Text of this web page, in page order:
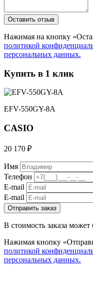
Нажимая на кнопку
политикой
персональных данных.
Купить в 1 клик
EFV-550GY-8A
CASIO
20 170 ₽
Имя
Телефон
E-mail
E-mail
Отправить заказ
В стоимость заказа
Нажимая кнопку
политикой
персональных данных.